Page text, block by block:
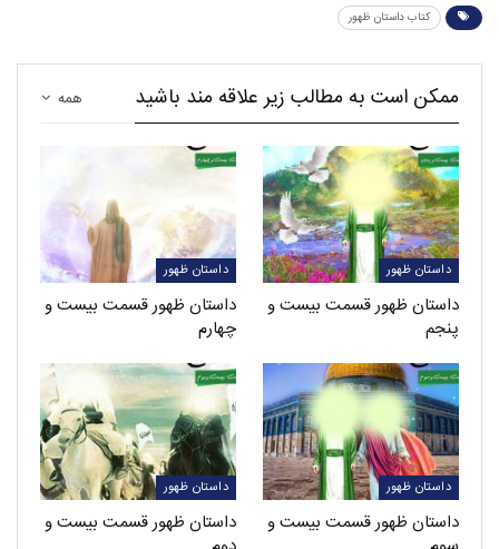
کتاب داستان ظهور
همه ممکن است به مطالب زیر علاقه مند باشید
داستان ظهور
داستان ظهور قسمت بیست و
پنجم
داستان ظهور
داستان ظهور قسمت بیست و
چهارم
داستان ظهور
داستان ظهور قسمت بیست و
داستان ظهور
داستان ظهور قسمت بیست و